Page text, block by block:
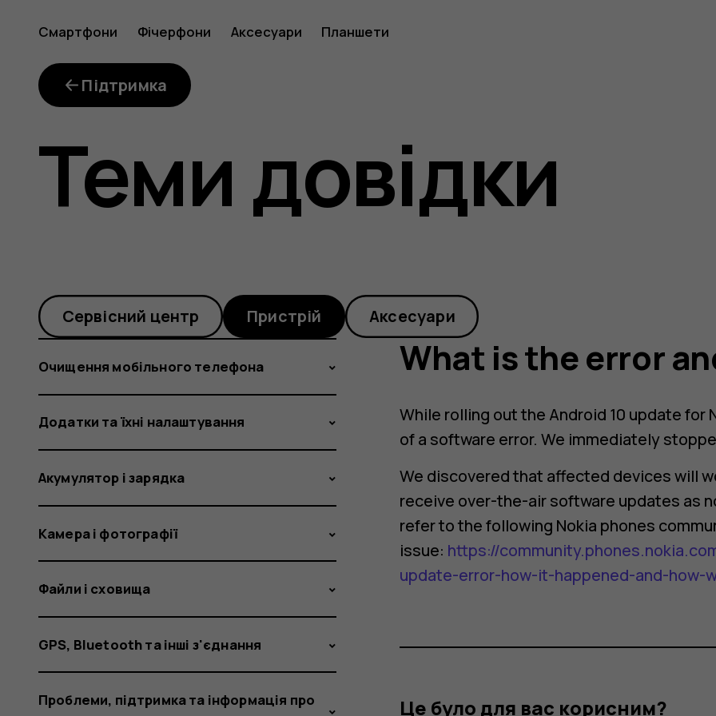
What
is
the
error
and
how
did
it
Смартфони Фічерфони Аксесуари Планшети
Підтримка
Теми довідки
Cервісний центр Пристрій Аксесуари
Очищення мобільного телефона
Додатки та їхні налаштування
Акумулятор і зарядка
Камера і фотографії
Файли і сховища
GPS, Bluetooth та інші з'єднання
Проблеми, підтримка та інформація про
What is the error
While rolling out the Android 10 update for
of a software error. We immediately
We discovered that affected devices will
receive over-the-air software updates as
refer to the following Nokia phones
issue: https://
update-error-how-it-happened-and-how-
Це було для вас корисним?